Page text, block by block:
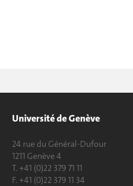
Université de Genève
24 rue du Général-Dufour
1211 Genève 4
T. +41 (0)22 379 71 11
F. +41 (0)22 379 11 34